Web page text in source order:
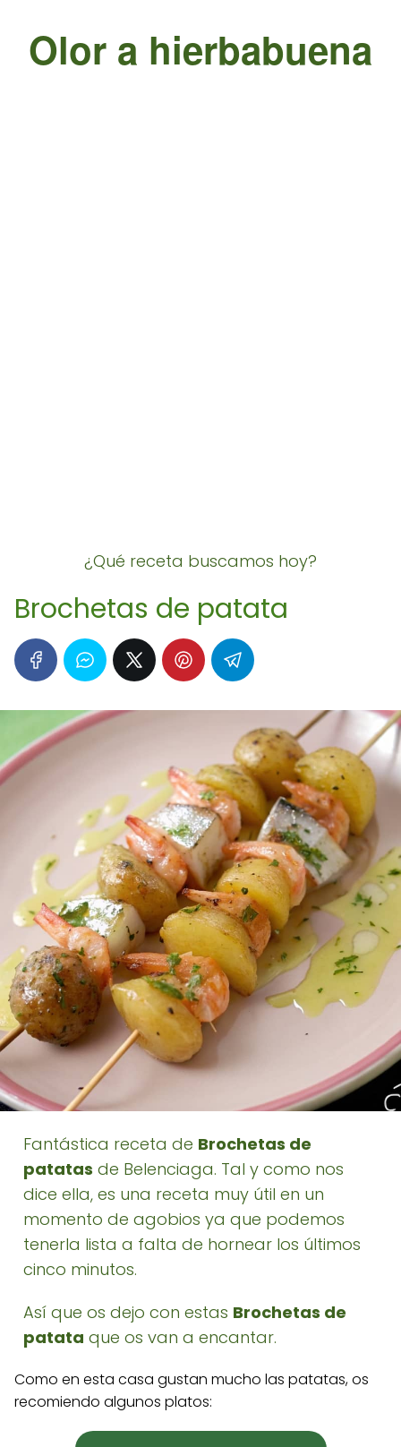
Olor a hierbabuena
¿Qué receta buscamos hoy?
Brochetas de patata
Fantástica receta de Brochetas de
patatas de Belenciaga. Tal y como nos
dice ella, es una receta muy útil en un
momento de agobios ya que podemos
tenerla lista a falta de hornear los últimos
cinco minutos.
Así que os dejo con estas Brochetas de
patata que os van a encantar.
Como en esta casa gustan mucho las patatas, os
recomiendo algunos platos: